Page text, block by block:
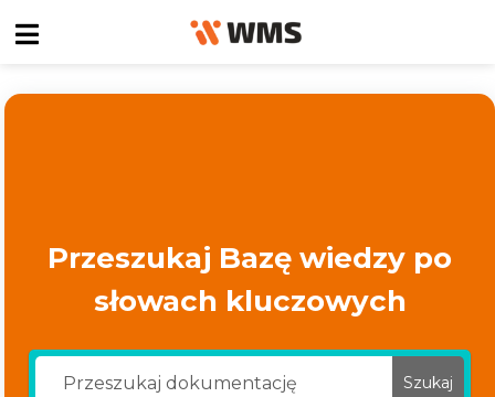
Przeszukaj Bazę wiedzy po
słowach kluczowych
Szukaj